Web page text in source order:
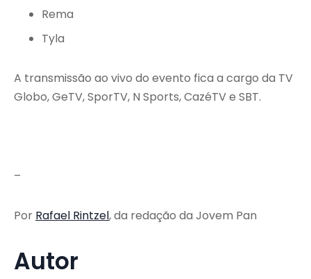
Rema
Tyla
A transmissão ao vivo do evento fica a cargo da TV
Globo, GeTV, SporTV, N Sports, CazéTV e SBT.
–
Por Rafael Rintzel, da redação da Jovem Pan
Autor